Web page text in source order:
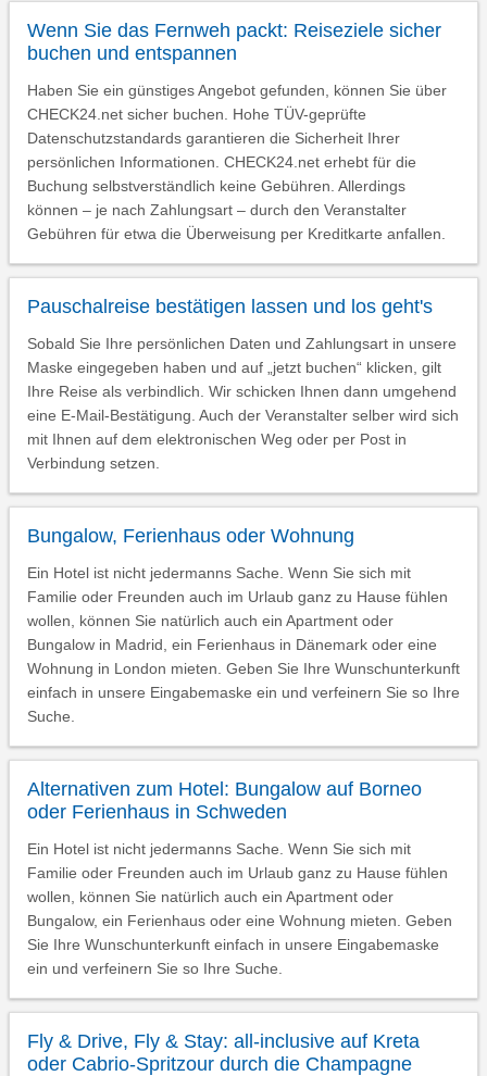
Wenn Sie das Fernweh packt: Reiseziele sicher
buchen und entspannen
Haben Sie ein günstiges Angebot gefunden, können Sie über
CHECK24.net sicher buchen. Hohe TÜV-geprüfte
Datenschutzstandards garantieren die Sicherheit Ihrer
persönlichen Informationen. CHECK24.net erhebt für die
Buchung selbstverständlich keine Gebühren. Allerdings
können – je nach Zahlungsart – durch den Veranstalter
Gebühren für etwa die Überweisung per Kreditkarte anfallen.
Pauschalreise bestätigen lassen und los geht's
Sobald Sie Ihre persönlichen Daten und Zahlungsart in unsere
Maske eingegeben haben und auf „jetzt buchen“ klicken, gilt
Ihre Reise als verbindlich. Wir schicken Ihnen dann umgehend
eine E-Mail-Bestätigung. Auch der Veranstalter selber wird sich
mit Ihnen auf dem elektronischen Weg oder per Post in
Verbindung setzen.
Bungalow, Ferienhaus oder Wohnung
Ein Hotel ist nicht jedermanns Sache. Wenn Sie sich mit
Familie oder Freunden auch im Urlaub ganz zu Hause fühlen
wollen, können Sie natürlich auch ein Apartment oder
Bungalow in Madrid, ein Ferienhaus in Dänemark oder eine
Wohnung in London mieten. Geben Sie Ihre Wunschunterkunft
einfach in unsere Eingabemaske ein und verfeinern Sie so Ihre
Suche.
Alternativen zum Hotel: Bungalow auf Borneo
oder Ferienhaus in Schweden
Ein Hotel ist nicht jedermanns Sache. Wenn Sie sich mit
Familie oder Freunden auch im Urlaub ganz zu Hause fühlen
wollen, können Sie natürlich auch ein Apartment oder
Bungalow, ein Ferienhaus oder eine Wohnung mieten. Geben
Sie Ihre Wunschunterkunft einfach in unsere Eingabemaske
ein und verfeinern Sie so Ihre Suche.
Fly & Drive, Fly & Stay: all-inclusive auf Kreta
oder Cabrio-Spritzour durch die Champagne